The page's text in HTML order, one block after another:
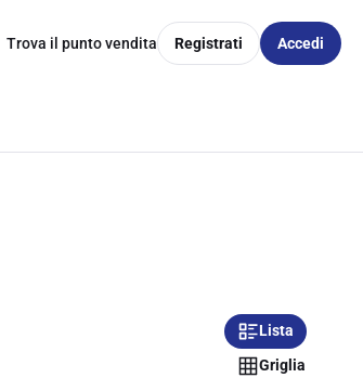
Trova il punto vendita Registrati Accedi
Lista
Griglia